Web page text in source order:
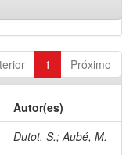
1 Próximo
Autor(es)
Dutot, S.; Aubé, M.